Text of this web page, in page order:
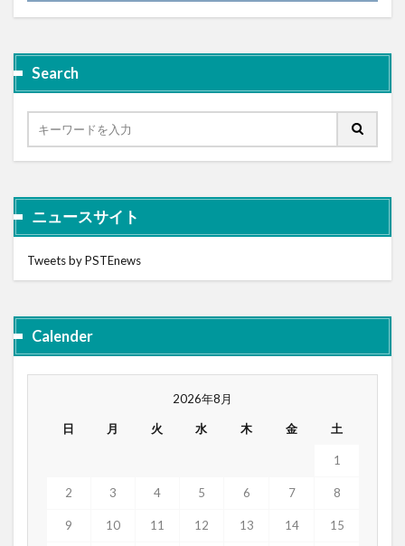
Search
ニュースサイト
Tweets by PSTEnews
Calender
2026年8月
日 月 火 水 木 金 土
1
2 3 4 5 6 7 8
9 10 11 12 13 14 15